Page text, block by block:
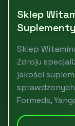
Sklep
Sklep
Zdroju
jakości
Formeds,